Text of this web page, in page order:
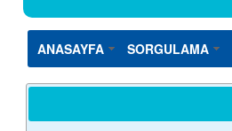
ANASAYFA SORGULAMA